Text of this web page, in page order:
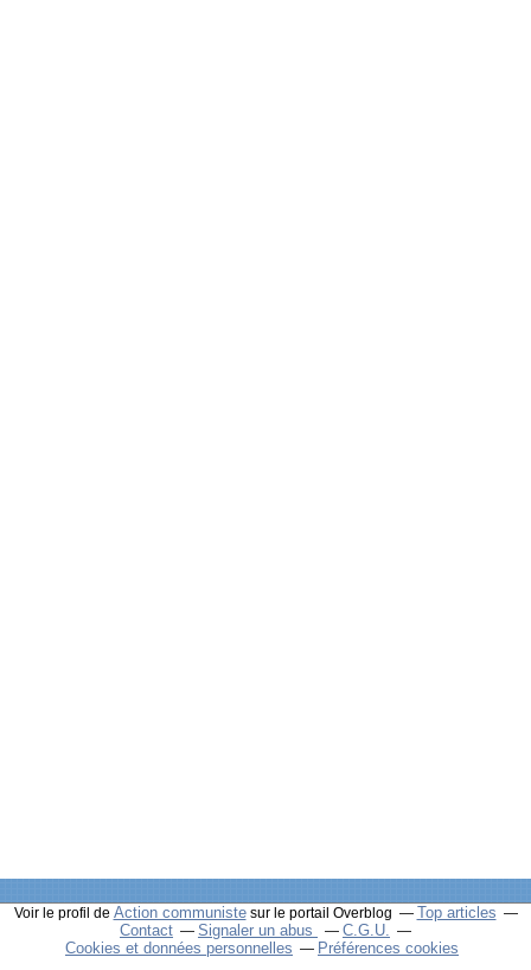
Voir le profil de Action communistesur le portail Overblog
Top articles
Contact
Signaler un abus
C.G.U.
Cookies et données personnelles
Préférences cookies